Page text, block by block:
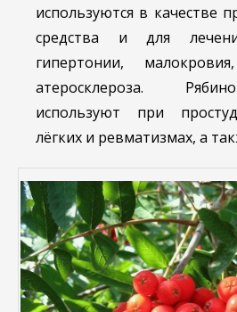
используются в качестве
средства и для
гипертонии,
атеросклероза.
используют при
лёгких и ревматизмах, а